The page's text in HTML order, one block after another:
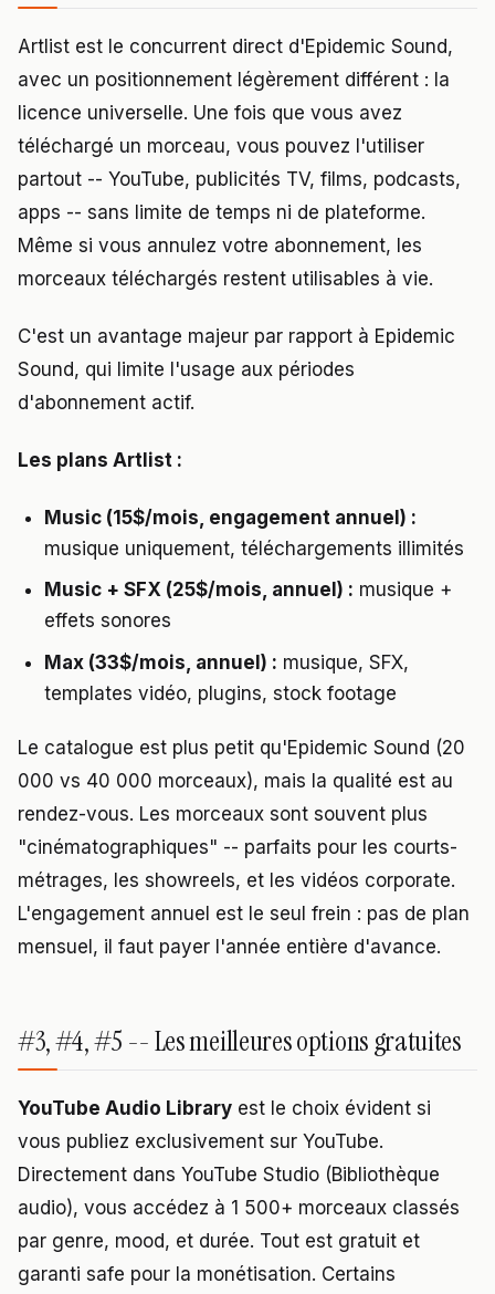
Artlist est le concurrent direct d'Epidemic Sound,
avec un positionnement légèrement différent : la
licence universelle. Une fois que vous avez
téléchargé un morceau, vous pouvez l'utiliser
partout -- YouTube, publicités TV, films, podcasts,
apps -- sans limite de temps ni de plateforme.
Même si vous annulez votre abonnement, les
morceaux téléchargés restent utilisables à vie.
C'est un avantage majeur par rapport à Epidemic
Sound, qui limite l'usage aux périodes
d'abonnement actif.
Les plans Artlist :
Music (15$/mois, engagement annuel) :
musique uniquement, téléchargements illimités
Music + SFX (25$/mois, annuel) : musique +
effets sonores
Max (33$/mois, annuel) : musique, SFX,
templates vidéo, plugins, stock footage
Le catalogue est plus petit qu'Epidemic Sound (20
000 vs 40 000 morceaux), mais la qualité est au
rendez-vous. Les morceaux sont souvent plus
"cinématographiques" -- parfaits pour les courts-
métrages, les showreels, et les vidéos corporate.
L'engagement annuel est le seul frein : pas de plan
mensuel, il faut payer l'année entière d'avance.
#3, #4, #5 -- Les meilleures options gratuites
YouTube Audio Library est le choix évident si
vous publiez exclusivement sur YouTube.
Directement dans YouTube Studio (Bibliothèque
audio), vous accédez à 1 500+ morceaux classés
par genre, mood, et durée. Tout est gratuit et
garanti safe pour la monétisation. Certains